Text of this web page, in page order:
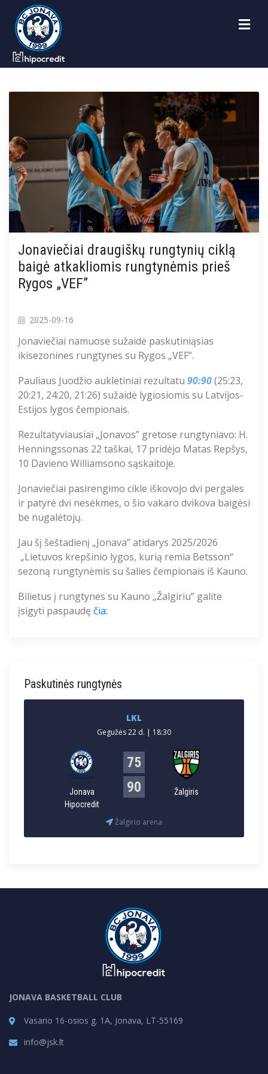
Jonaviečiai draugiškų rungtynių ciklą
baigė atkakliomis rungtynėmis prieš
Rygos „VEF”
2025-09-16
Jonaviečiai namuose sužaidė paskutiniąsias
ikisezonines rungtynes su Rygos „VEF”.
Pauliaus Juodžio auklėtiniai rezultatu 90:90(25:23,
20:21, 24:20, 21:26) sužaidė lygiosiomis su Latvijos-
Estijos lygos čempionais.
Rezultatyviausiai „Jonavos” gretose rungtyniavo: H.
Henningssonas 22 taškai, 17 pridėjo Matas Repšys,
10 Davieno Williamsono sąskaitoje.
Jonaviečiai pasirengimo cikle iškovojo dvi pergales
ir patyrė dvi nesėkmes, o šio vakaro dvikova baigėsi
be nugalėtojų.
Jau šį šeštadienį „Jonava” atidarys 2025/2026
„Lietuvos krepšinio lygos, kurią remia Betsson“
sezoną rungtynėmis su šalies čempionais iš Kauno.
Bilietus į rungtynes su Kauno „Žalgiriu” galite
įsigyti paspaudę čia:
Paskutinės rungtynės
LKL
Gegužės 22 d. | 18:30
Jonava
Hipocredit
75
90
Žalgiris
Žalgirio arena
JONAVA BASKETBALL CLUB
Vasario 16-osios g. 1A, Jonava, LT-55169
info@jsk.lt